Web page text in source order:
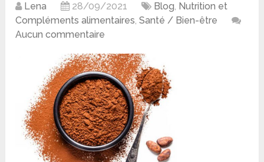
Lena 28/09/2021 Blog, Nutrition et
Compléments alimentaires,Santé / Bien-être
Aucun commentaire